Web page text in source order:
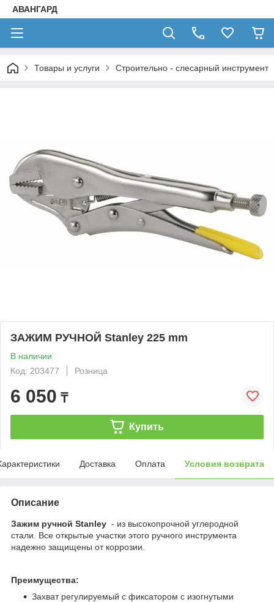
АВАНГАРД
Товары и услуги Строительно - слесарный инструмент
ЗАЖИМ РУЧНОЙ Stanley 225 mm
В наличии
Код: 203477
Розница
6 050 ₸
Купить
Доставка Оплата Условия возврата
Описание
Зажим ручной Stanley ​ - из высокопрочной углеродной
стали. Все открытые участки этого ручного инструмента
надежно защищены от коррозии.
Преимущества:
Захват регулируемый с фиксатором с изогнутыми